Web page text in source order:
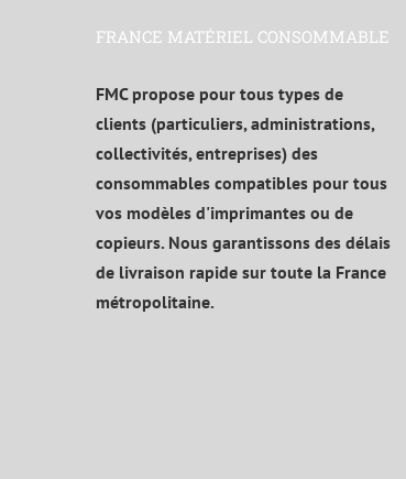
FRANCE MATÉRIEL CONSOMMABLE
FMC propose pour tous types de
clients (particuliers, administrations,
collectivités, entreprises) des
consommables compatibles pour tous
vos modèles d'imprimantes ou de
copieurs. Nous garantissons des délais
de livraison rapide sur toute la France
métropolitaine.